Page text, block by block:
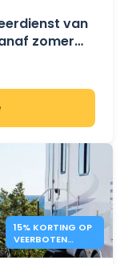
van
zomer
15% KORTING OP
VEERBOTEN
VOOR CAMPERS –